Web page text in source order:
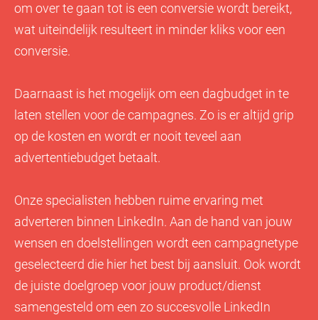
om over te gaan tot is een conversie wordt bereikt,
wat uiteindelijk resulteert in minder kliks voor een
conversie.
Daarnaast is het mogelijk om een dagbudget in te
laten stellen voor de campagnes. Zo is er altijd grip
op de kosten en wordt er nooit teveel aan
advertentiebudget betaalt.
Onze specialisten hebben ruime ervaring met
adverteren binnen LinkedIn. Aan de hand van jouw
wensen en doelstellingen wordt een campagnetype
geselecteerd die hier het best bij aansluit. Ook wordt
de juiste doelgroep voor jouw product/dienst
samengesteld om een zo succesvolle LinkedIn